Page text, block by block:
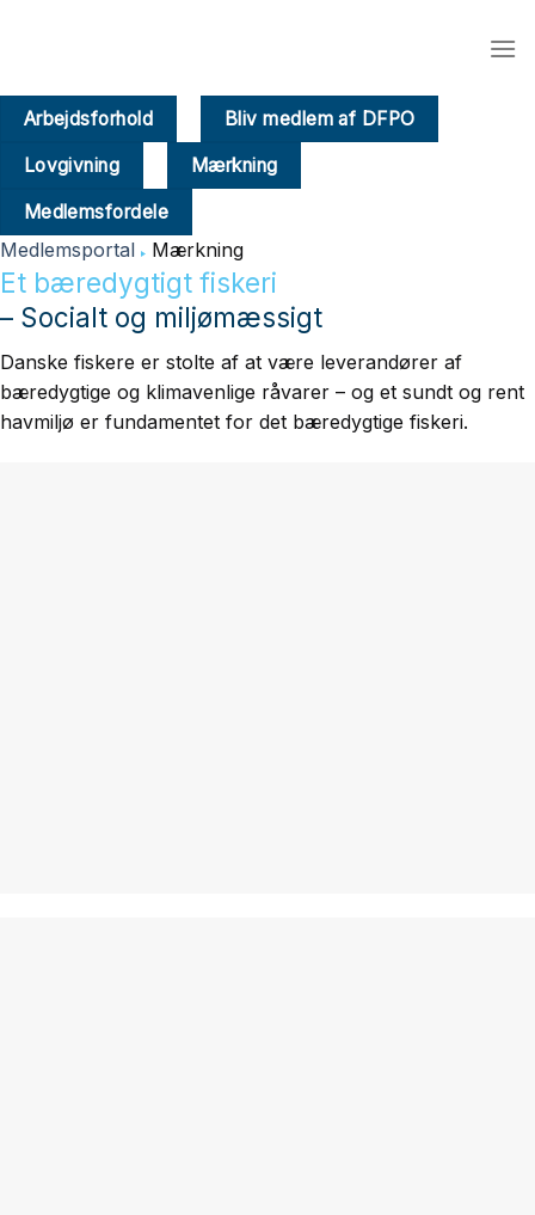
Arbejdsforhold Bliv medlem af DFPO
Lovgivning Mærkning
Medlemsfordele
Medlemsportal Mærkning
Et bæredygtigt fiskeri
– Socialt og miljømæssigt
Danske fiskere er stolte af at være leverandører af
bæredygtige og klimavenlige råvarer – og et sundt og rent
havmiljø er fundamentet for det bæredygtige fiskeri.